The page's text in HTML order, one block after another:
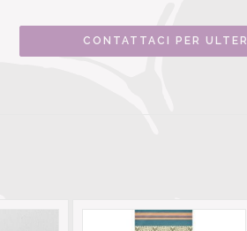
CONTATTACI PER